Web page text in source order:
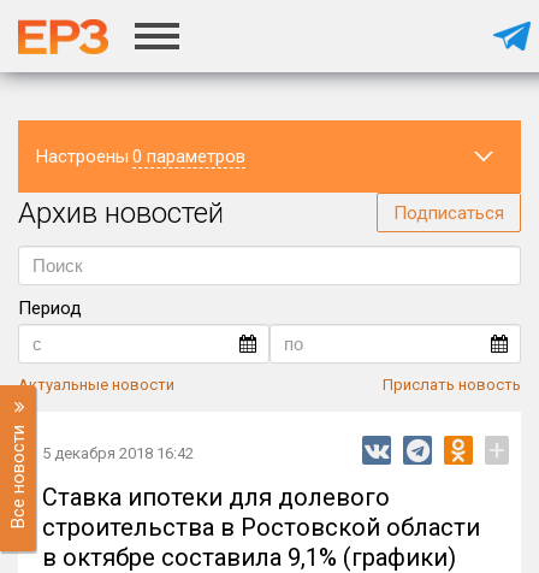
Настроены 0 параметров
Регион
Архив новостей Подписаться
Период
Актуальные новости Прислать новость
Все новости 5 декабря 2018 16:42 +
Ставка ипотеки для долевого
строительства в Ростовской области
в октябре составила 9,1% (графики)